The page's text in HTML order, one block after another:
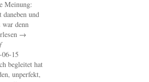
Meinung:
und
war denn
→
06-15
begleitet hat
unperfekt,